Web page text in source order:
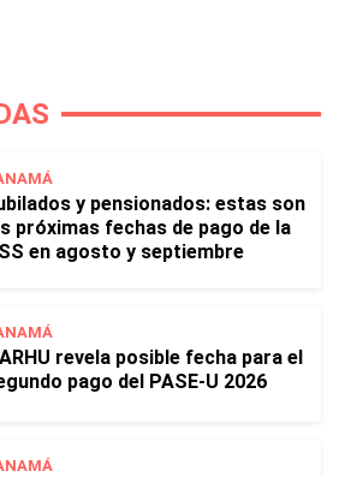
y pensionados: estas son
próximas fechas de pago de la
en agosto y septiembre
revela posible fecha para el
pago del PASE-U 2026